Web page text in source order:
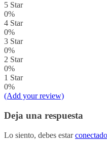
5 Star
0%
4 Star
0%
3 Star
0%
2 Star
0%
1 Star
0%
(Add your review)
Deja una respuesta
Lo siento, debes estarconectado